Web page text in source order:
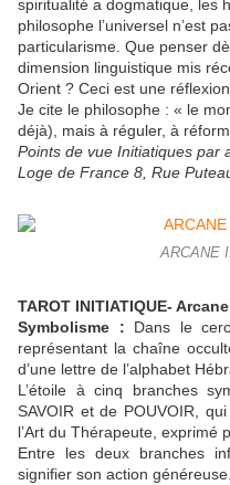
spiritualité a dogmatique, les
philosophe l’universel n’est
particularisme. Que penser
dimension linguistique mis
Orient ? Ceci est une
Je cite le philosophe : « le
déjà), mais à réguler, à
Points de vue Initiatiques par
Loge de France 8, Rue
ARCANE
TAROT INITIATIQUE-
Symbolisme : Dans le
représentant la chaîne
d’une lettre de l’alphabet
L’étoile à cinq branches
SAVOIR et de POUVOIR,
l’Art du Thérapeute, exprimé
Entre les deux branches
signifier son action généreuse.